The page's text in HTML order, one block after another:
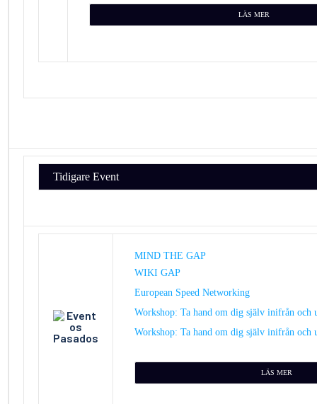
LÄS MER
Tidigare Event
MIND THE GAP
WIKI GAP
European Speed Networking
Workshop: Ta hand om dig själv inifrån och
Workshop: Ta hand om dig själv inifrån och
LÄS MER